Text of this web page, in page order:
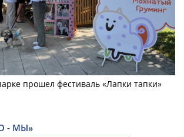
прошел фестиваль «Лапки тапки»
- МЫ»